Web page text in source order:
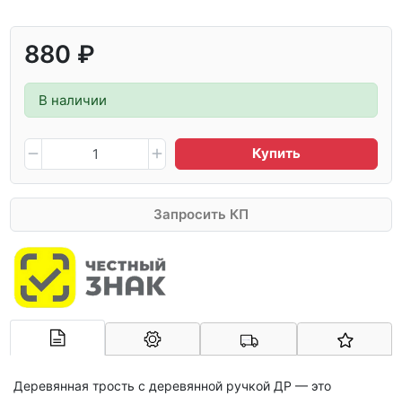
880 ₽
В наличии
Купить
Запросить КП
Арконт-Мед
Деревянная трость с деревянной ручкой ДР — это